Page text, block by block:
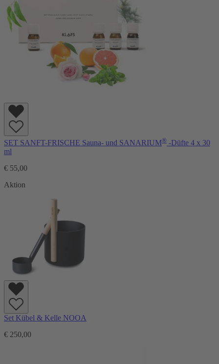
SET SANFT-FRISCHE Sauna- und SANARIUM® -Düfte 4 x 30
ml
€ 55,00
Aktion
Set Kübel & Kelle NOOA
€ 250,00